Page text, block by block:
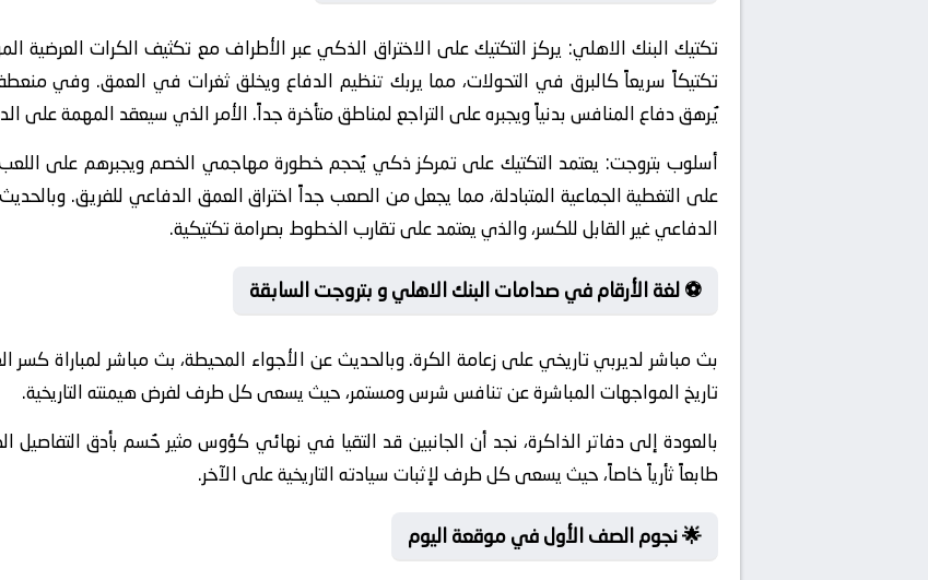
تكتيك البنك الاهلي: يركز التكتيك على الاختراق الذكي عبر الأطراف مع تكثيف الكرات العرضية
تكتيكاً سريعاً كالبرق في التحولات، مما يربك تنظيم الدفاع ويخلق ثغرات في العمق. وفي
يُرهق دفاع المنافس بدنياً ويجبره على التراجع لمناطق متأخرة جداً. الأمر الذي سيعقد المهمة على
أسلوب بتروجت: يعتمد التكتيك على تمركز ذكي يُحجم خطورة مهاجمي الخصم ويجبرهم على
على التغطية الجماعية المتبادلة، مما يجعل من الصعب جداً اختراق العمق الدفاعي للفريق. وبالحديث
الدفاعي غير القابل للكسر، والذي يعتمد على تقارب الخطوط بصرامة تكتيكية.
⚽ لغة الأرقام في صدامات البنك الاهلي و بتروجت السابقة
بث مباشر لديربي تاريخي على زعامة الكرة. وبالحديث عن الأجواء المحيطة، بث مباشر لمباراة
تاريخ المواجهات المباشرة عن تنافس شرس ومستمر، حيث يسعى كل طرف لفرض هيمنته التاريخية.
بالعودة إلى دفاتر الذاكرة، نجد أن الجانبين قد التقيا في نهائي كؤوس مثير حُسم بأدق التفاصيل
طابعاً ثأرياً خاصاً، حيث يسعى كل طرف لإثبات سيادته التاريخية على الآخر.
🌟 نجوم الصف الأول في موقعة اليوم